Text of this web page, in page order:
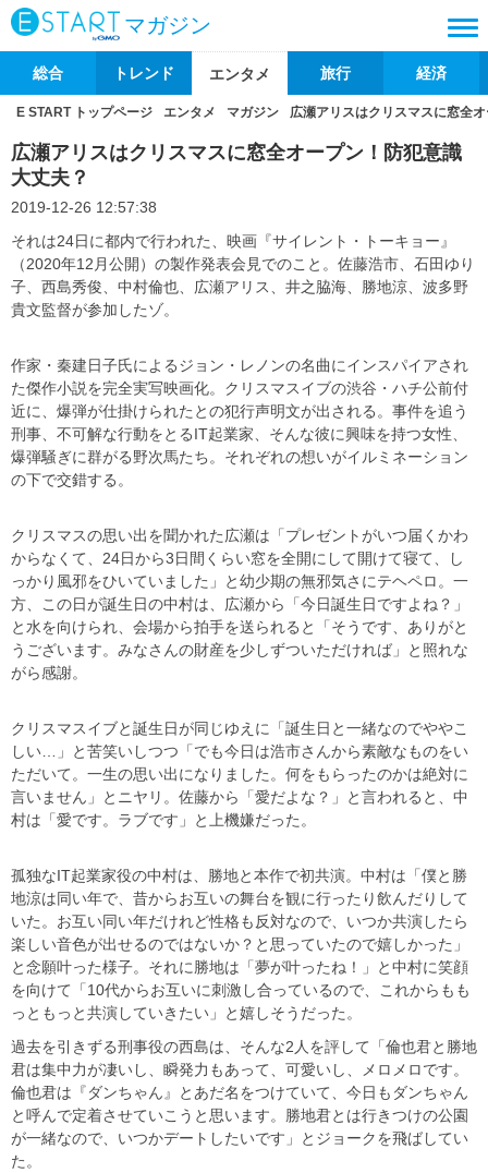
マガジン
総合 トレンド エンタメ 旅行 経済
E START トップページ エンタメ マガジン 広瀬アリスはクリスマスに窓全
広瀬アリスはクリスマスに窓全オープン！防犯意識
大丈夫？
2019-12-26 12:57:38
それは24日に都内で行われた、映画『サイレント・トーキョー』
（2020年12月公開）の製作発表会見でのこと。佐藤浩市、石田ゆり
子、西島秀俊、中村倫也、広瀬アリス、井之脇海、勝地涼、波多野
貴文監督が参加したゾ。
作家・秦建日子氏によるジョン・レノンの名曲にインスパイアされ
た傑作小説を完全実写映画化。クリスマスイブの渋谷・ハチ公前付
近に、爆弾が仕掛けられたとの犯行声明文が出される。事件を追う
刑事、不可解な行動をとるIT起業家、そんな彼に興味を持つ女性、
爆弾騒ぎに群がる野次馬たち。それぞれの想いがイルミネーション
の下で交錯する。
クリスマスの思い出を聞かれた広瀬は「プレゼントがいつ届くかわ
からなくて、24日から3日間くらい窓を全開にして開けて寝て、し
っかり風邪をひいていました」と幼少期の無邪気さにテヘペロ。一
方、この日が誕生日の中村は、広瀬から「今日誕生日ですよね？」
と水を向けられ、会場から拍手を送られると「そうです、ありがと
うございます。みなさんの財産を少しずついただければ」と照れな
がら感謝。
クリスマスイブと誕生日が同じゆえに「誕生日と一緒なのでややこ
しい…」と苦笑いしつつ「でも今日は浩市さんから素敵なものをい
ただいて。一生の思い出になりました。何をもらったのかは絶対に
言いません」とニヤリ。佐藤から「愛だよな？」と言われると、中
村は「愛です。ラブです」と上機嫌だった。
孤独なIT起業家役の中村は、勝地と本作で初共演。中村は「僕と勝
地涼は同い年で、昔からお互いの舞台を観に行ったり飲んだりして
いた。お互い同い年だけれど性格も反対なので、いつか共演したら
楽しい音色が出せるのではないか？と思っていたので嬉しかった」
と念願叶った様子。それに勝地は「夢が叶ったね！」と中村に笑顔
を向けて「10代からお互いに刺激し合っているので、これからもも
っともっと共演していきたい」と嬉しそうだった。
過去を引きずる刑事役の西島は、そんな2人を評して「倫也君と勝地
君は集中力が凄いし、瞬発力もあって、可愛いし、メロメロです。
倫也君は『ダンちゃん』とあだ名をつけていて、今日もダンちゃん
と呼んで定着させていこうと思います。勝地君とは行きつけの公園
が一緒なので、いつかデートしたいです」とジョークを飛ばしてい
た。